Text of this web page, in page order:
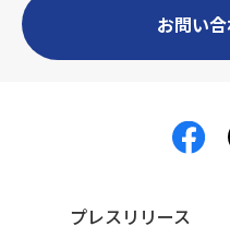
お問い
プレスリリース